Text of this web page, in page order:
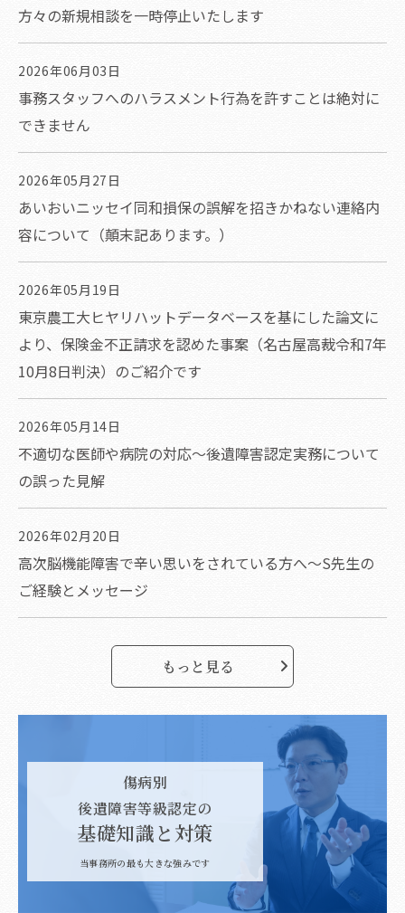
方々の新規相談を一時停止いたします
2026年06月03日
事務スタッフへのハラスメント行為を許すことは絶対に
できません
2026年05月27日
あいおいニッセイ同和損保の誤解を招きかねない連絡内
容について（顛末記あります。）
2026年05月19日
東京農工大ヒヤリハットデータベースを基にした論文に
より、保険金不正請求を認めた事案（名古屋高裁令和7年
10月8日判決）のご紹介です
2026年05月14日
不適切な医師や病院の対応～後遺障害認定実務について
の誤った見解
2026年02月20日
高次脳機能障害で辛い思いをされている方へ～S先生の
ご経験とメッセージ
もっと見る
傷病別
後遺障害等級認定の
基礎知識と対策
当事務所の最も大きな強みです